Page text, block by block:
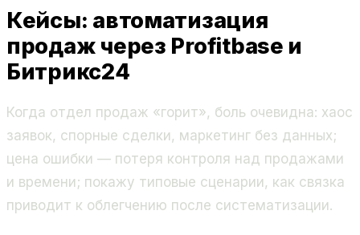
Кейсы: автоматизация
продаж через Profitbase и
Битрикс24
Когда отдел продаж «горит», боль очевидна: хаос
заявок, спорные сделки, маркетинг без данных;
цена ошибки — потеря контроля над продажами
и времени; покажу типовые сценарии, как связка
приводит к облегчению после систематизации.